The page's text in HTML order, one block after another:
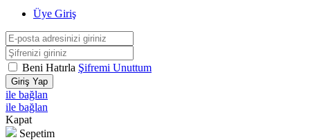
Üye Giriş
Beni Hatırla Şifremi Unuttum
Giriş Yap
ile bağlan
ile bağlan
Kapat
Sepetim